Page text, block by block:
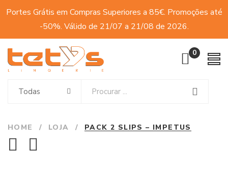
Portes Grátis em Compras Superiores a 85€. Promoções até
-50%. Válido de 21/07 a 21/08 de 2026.
0
Todas
HOME / LOJA / PACK 2 SLIPS – IMPETUS